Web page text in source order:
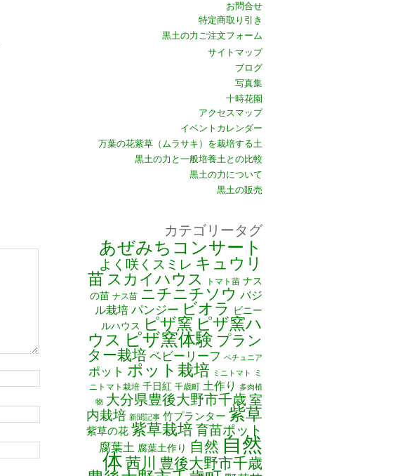
お問合せ
特定商取り引き
黒土の力ご注文フォーム
サイトマップ
ブログ
写真集
十時花園
アクセスマップ
イベントカレンダー
万葉の花紫草（ムラサキ）を栽培する土
黒土の力と一般培養土との比較
黒土の力について
黒土の販売
カテゴリータグ
あぜみちコンサート
よく咲くスミレ キュウリ
苗 スカイハウス トマト苗 ナス
の苗 ナス苗 ニチニチソウ バジ
ル栽培 パンジー ビオラ
ビニー
ルハウス
ピザ窯 ピザ窯ハ
ウス ピザ窯体験 プラン
ター栽培 ベビーリーフ ペチュニア
ポット ポット栽培 ミニトマト
ミ
ニトマト栽培 千日紅 千歳町 土作り
多肉植
物 大分県豊後大野市千歳室
内栽培 新聞記事 竹プランター 紫草
紫草の花 紫草栽培育苗ポット
腐葉土 腐葉土作り 自然 自然
体 茜川 豊後大野市千歳